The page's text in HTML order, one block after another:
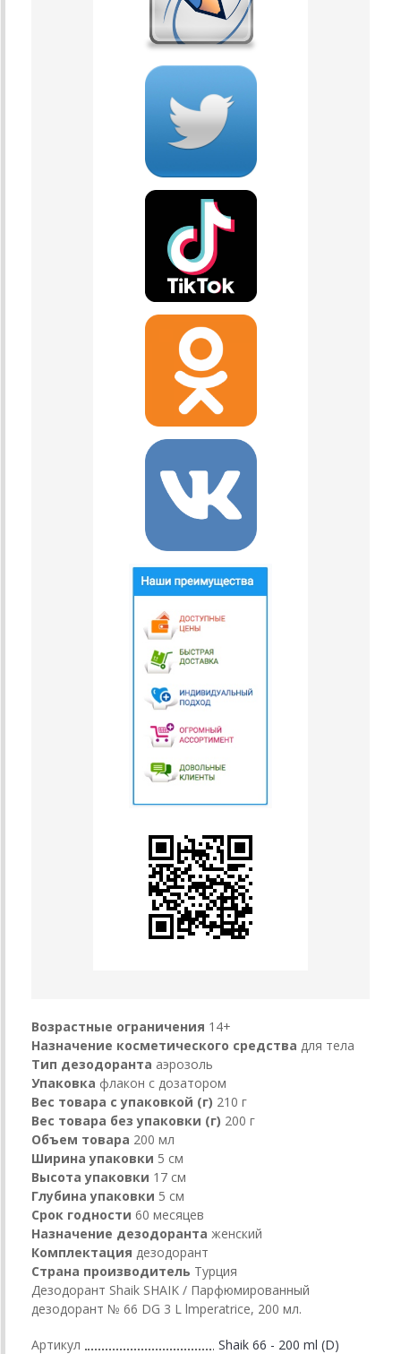
Возрастные ограничения 14+
Назначение косметического средства для тела
Тип дезодоранта аэрозоль
Упаковка флакон с дозатором
Вес товара с упаковкой (г) 210 г
Вес товара без упаковки (г) 200 г
Объем товара 200 мл
Ширина упаковки 5 см
Высота упаковки 17 см
Глубина упаковки 5 см
Срок годности 60 месяцев
Назначение дезодоранта женский
Комплектация дезодорант
Страна производитель Турция
Дезодорант Shaik SHAIK / Парфюмированный
дезодорант № 66 DG 3 L lmperatrice, 200 мл.
Артикул Shaik 66 - 200 ml (D)